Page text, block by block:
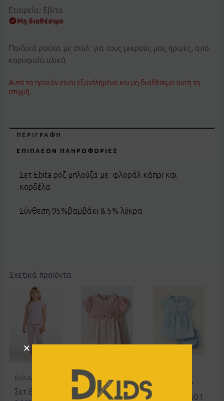
Εταιρεία: Εβίτα
Μη διαθέσιμο
Παιδικά ρούχα με στυλ για τους μικρούς μας ήρωες, από
κορυφαία υλικά
Αυτό το προϊόν είναι εξαντλημένο και μη διαθέσιμο αυτή τη
στιγμή.
ΠΕΡΙΓΡΑΦΉ
ΕΠΙΠΛΈΟΝ ΠΛΗΡΟΦΟΡΊΕΣ
Σετ Ebita ροζ μπλούζα με φλοράλ κάπρι και
κορδέλα
Σύνθεση 95%βαμβάκι & 5% λύκρα
Σχετικά προϊόντα
Κολάν
Σετ Ebita
Φορέματα
Φόρεμα
Σετ ZIPPY
3107144601